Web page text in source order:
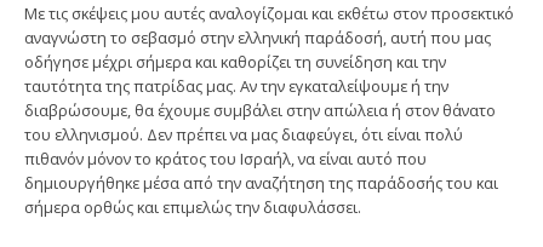
Με τις σκέψεις μου αυτές αναλογίζομαι και εκθέτω στον προσεκτικό
αναγνώστη το σεβασμό στην ελληνική παράδοσή, αυτή που μας
οδήγησε μέχρι σήμερα και καθορίζει τη συνείδηση και την
ταυτότητα της πατρίδας μας. Αν την εγκαταλείψουμε ή την
διαβρώσουμε, θα έχουμε συμβάλει στην απώλεια ή στον θάνατο
του ελληνισμού. Δεν πρέπει να μας διαφεύγει, ότι είναι πολύ
πιθανόν μόνον το κράτος του Ισραήλ, να είναι αυτό που
δημιουργήθηκε μέσα από την αναζήτηση της παράδοσής του και
σήμερα ορθώς και επιμελώς την διαφυλάσσει.